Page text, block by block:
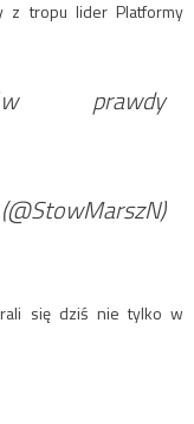
z tropu lider Platformy
prawdy
się dziś nie tylko w